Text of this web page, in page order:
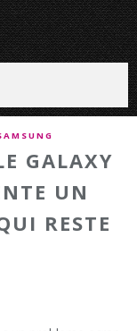
GALAXY
UN
RESTE